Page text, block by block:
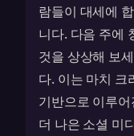
람들이 대세에
니다. 다음 주에
것을 상상해 보
다. 이는 마치 크
기반으로 이루
더 나은 소셜 미